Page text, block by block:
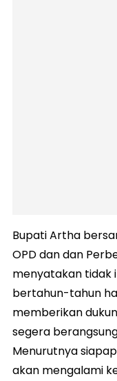
Bupati Artha
OPD dan dan
menyatakan tidak
bertahun-tahun
memberikan
segera
Menurutnya
akan mengalami